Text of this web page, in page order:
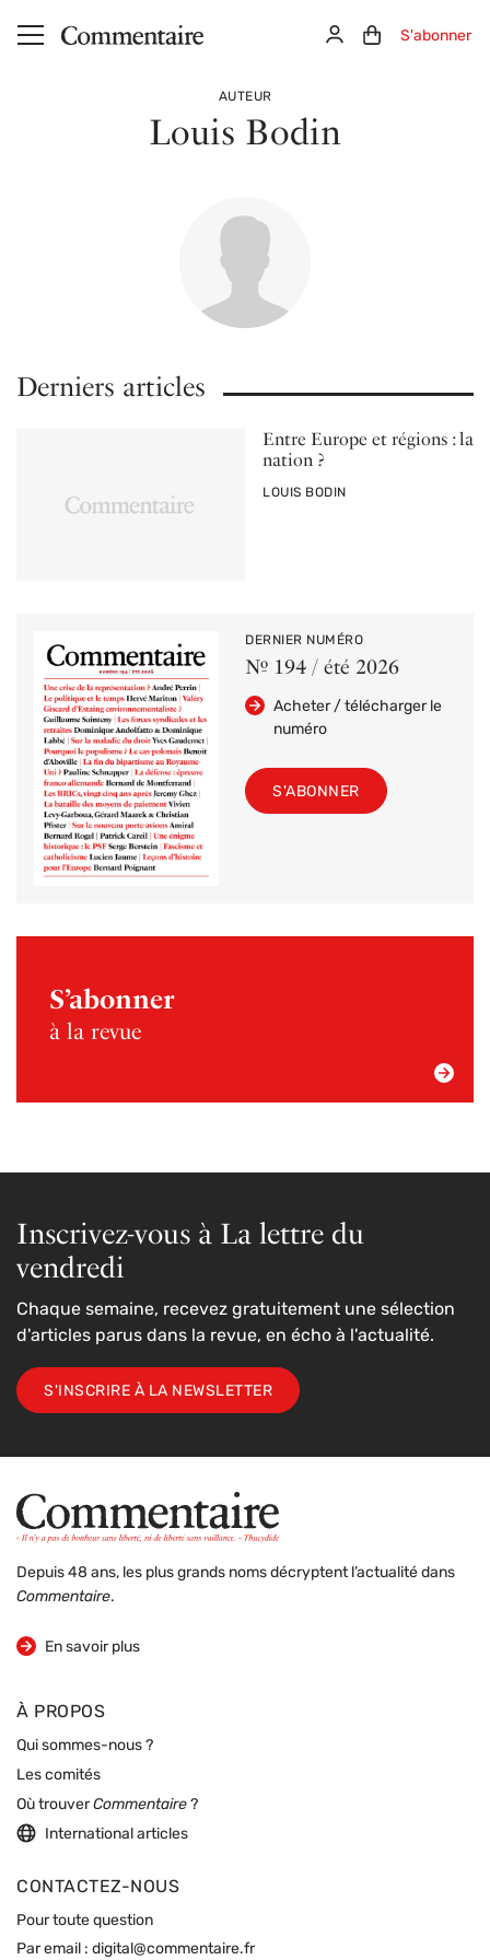
Aller au contenu principal ConnexionPanier (0)
S'abonner
AUTEUR
Louis Bodin
Derniers articles
Entre Europe et régions : la
nation ?
PAR
LOUIS BODIN
DERNIER NUMÉRO
Nº 194 / été 2026
Acheter / télécharger le
numéro
S'ABONNER
S’abonner
à la revue
Inscrivez-vous à La lettre du
vendredi
Chaque semaine, recevez gratuitement une sélection
d'articles parus dans la revue, en écho à l'actualité.
S'INSCRIRE À LA NEWSLETTER
Depuis 48 ans, les plus grands noms décryptent l’actualité dans
Commentaire.
En savoir plus
sur la revue
À PROPOS
Qui sommes-nous ?
Les comités
Où trouverCommentaire ?
International articles
CONTACTEZ-NOUS
Pour toute question
Par email : digital@commentaire.fr